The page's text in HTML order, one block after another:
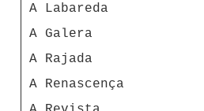
A Labareda
A Galera
A Rajada
A Renascença